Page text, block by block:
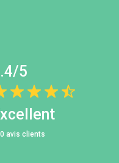
5
avis clients